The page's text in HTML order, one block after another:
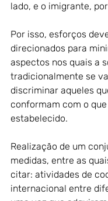
lado, e o imigrante,
Por isso, esforços
direcionados para
aspectos nos quais a
tradicionalmente se
discriminar aqueles
conformam com o
estabelecido.
Realização de um
medidas, entre as
citar: atividades de
internacional entre